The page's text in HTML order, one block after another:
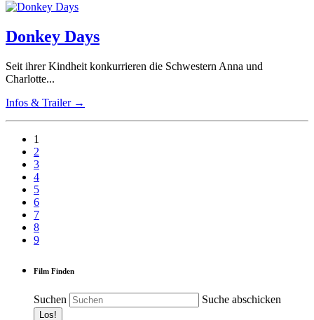
Donkey Days
Seit ihrer Kindheit konkurrieren die Schwestern Anna und
Charlotte...
Infos & Trailer →
1
2
3
4
5
6
7
8
9
Film Finden
Suchen Suche abschicken